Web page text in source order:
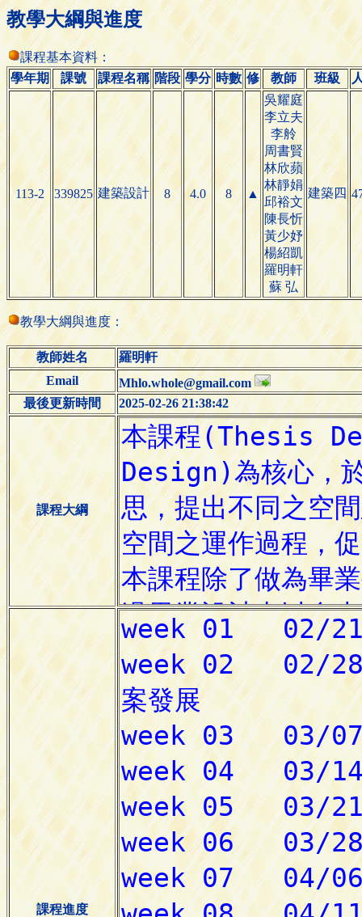
教學大綱與進度
課程基本資料：
學年期
課號 課程名稱 階段 學分 時數 修 教師 班級
113-2 339825 建築設計 8 4.0 8 ▲
吳耀庭
李立夫
李舲
周書賢
林欣蘋
林靜娟
邱裕文
陳長忻
黃少妤
楊紹凱
羅明軒
蘇 弘
建築四
教學大綱與進度：
教師姓名
羅明軒
Email
Mhlo.whole@gmail.com
最後更新時間
2025-02-26 21:38:42
課程大綱
課程進度